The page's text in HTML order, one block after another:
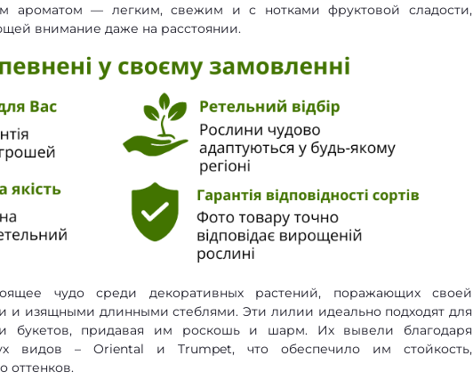
ароматом — легким, свежим и с нотками фруктовой сладости,
внимание даже на расстоянии.
чудо среди декоративных растений, поражающих своей
и изящными длинными стеблями. Эти лилии идеально подходят для
букетов, придавая им роскошь и шарм. Их вывели благодаря
видов – Oriental и Trumpet, что обеспечило им стойкость,
оттенков.